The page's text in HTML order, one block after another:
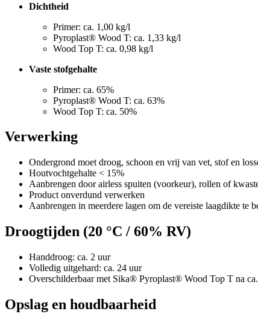
Dichtheid
Primer: ca. 1,00 kg/l
Pyroplast® Wood T: ca. 1,33 kg/l
Wood Top T: ca. 0,98 kg/l
Vaste stofgehalte
Primer: ca. 65%
Pyroplast® Wood T: ca. 63%
Wood Top T: ca. 50%
Verwerking
Ondergrond moet droog, schoon en vrij van vet, stof en
Houtvochtgehalte < 15%
Aanbrengen door airless spuiten (voorkeur), rollen of
Product onverdund verwerken
Aanbrengen in meerdere lagen om de vereiste laagdikte te
Droogtijden (20 °C / 60% RV)
Handdroog: ca. 2 uur
Volledig uitgehard: ca. 24 uur
Overschilderbaar met Sika® Pyroplast® Wood Top T na
Opslag en houdbaarheid